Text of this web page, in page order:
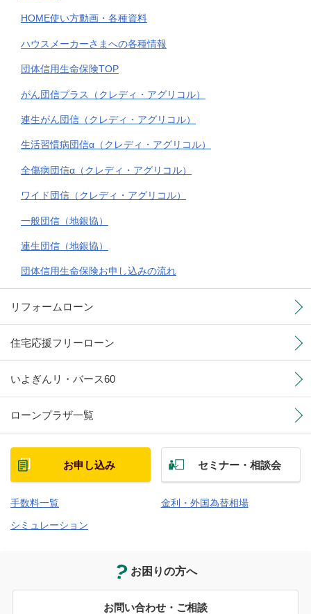
HOME使い方動画・各種資料
ハウスメーカーさまへの各種情報
団体信用生命保険TOP
がん団信プラス（クレディ・アグリコル）
連生がん団信（クレディ・アグリコル）
生活習慣病団信α（クレディ・アグリコル）
全傷病団信α（クレディ・アグリコル）
ワイド団信（クレディ・アグリコル）
一般団信（地銀協）
連生団信（地銀協）
団体信用生命保険お申し込みの流れ
リフォームローン
住宅応援フリーローン
いよぎんリ・バース60
ローンプラザ一覧
お申し込み セミナー・相談会
手数料一覧
金利・外国為替相場
シミュレーション
お困りの方へ
お問い合わせ・ご相談